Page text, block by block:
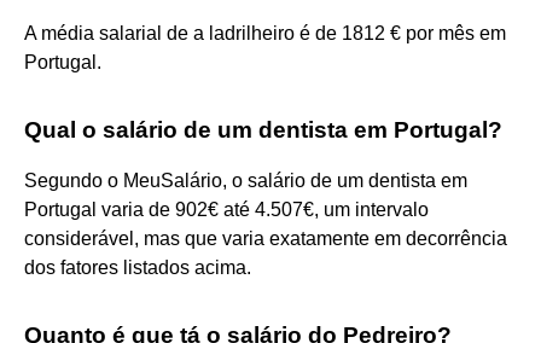
A média salarial de a ladrilheiro é de 1812 € por mês em
Portugal.
Qual o salário de um dentista em Portugal?
Segundo o MeuSalário, o salário de um dentista em
Portugal varia de 902€ até 4.507€, um intervalo
considerável, mas que varia exatamente em decorrência
dos fatores listados acima.
Quanto é que tá o salário do Pedreiro?